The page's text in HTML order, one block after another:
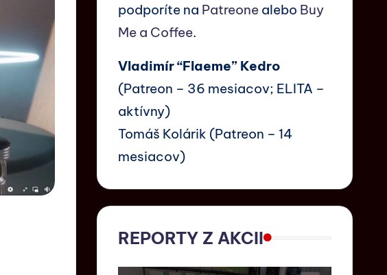
podporíte na Patreonealebo Buy
Me a Coffee.
Vladimír “Flaeme” Kedro
(Patreon – 36 mesiacov; ELITA –
aktívny)
Tomáš Kolárik (Patreon – 14
mesiacov)
REPORTY Z AKCII